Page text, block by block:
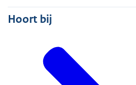
Hoort bij